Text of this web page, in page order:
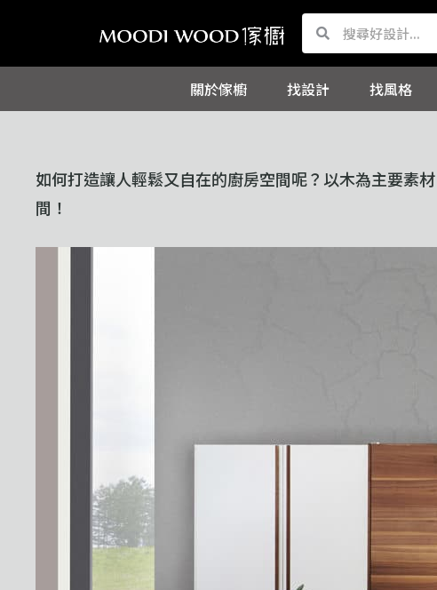
主
Search
Search
關於傢櫥 找設計 找風格
如何打造讓人輕鬆又自在的廚房空間呢？以木為主要素
間！